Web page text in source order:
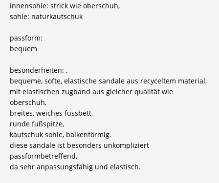
innensohle: strick wie oberschuh,
sohle: naturkautschuk
passform:
bequem
besonderheiten: ,
bequeme, softe, elastische sandale aus recyceltem material,
mit elastischen zugband aus gleicher qualität wie
oberschuh,
breites, weiches fussbett,
runde fußspitze,
kautschuk sohle, balkenförmig.
diese sandale ist besonders unkompliziert
passformbetreffend,
da sehr anpassungsfähig und elastisch.